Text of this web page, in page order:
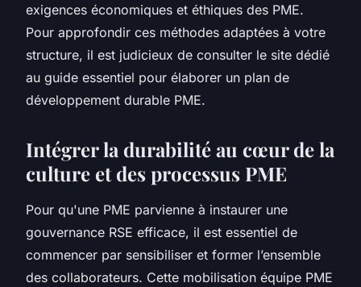
exigences économiques et éthiques des PME.
Pour approfondir ces méthodes adaptées à votre
structure, il est judicieux de consulter le site dédié
au guide essentiel pour élaborer un plan de
développement durable PME.
Intégrer la durabilité au cœur de la
culture et des processus PME
Pour qu'une PME parvienne à instaurer une
gouvernance RSE efficace, il est essentiel de
commencer par sensibiliser et former l’ensemble
des collaborateurs. Cette mobilisation équipe PME